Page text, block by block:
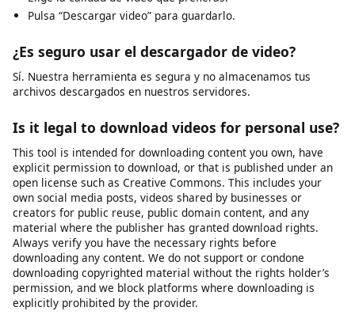
Preguntas frecuentes
¿Cómo descargo un video en mi teléfono?
Accede a nuestra herramienta desde tu navegador.
Elige la calidad de video que prefieras.
Pulsa “Descargar video” para guardarlo.
¿Es seguro usar el descargador de video?
Sí. Nuestra herramienta es segura y no almacenamos tus
archivos descargados en nuestros servidores.
Is it legal to download videos for personal use?
This tool is intended for downloading content you own, have
explicit permission to download, or that is published under an